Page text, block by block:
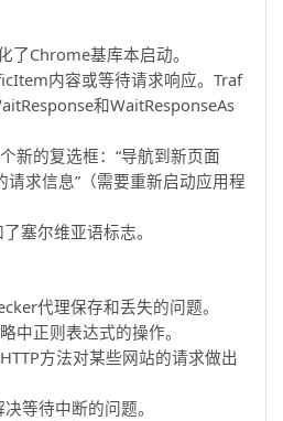
了Chrome基库本启动。
内容或等待请求响应。Traf
和WaitResponseAs
新的复选框：“导航到新页面
求信息”（需要重新启动应用程
塞尔维亚语标志。
代理保存和丢失的问题。
中正则表达式的操作。
方法对某些网站的请求做出
等待中断的问题。